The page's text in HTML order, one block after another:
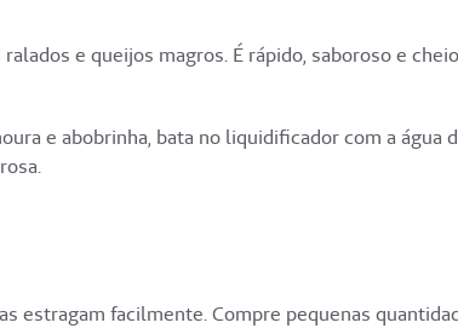
e queijos magros. É rápido, saboroso e
e abobrinha, bata no liquidificador com a água
estragam facilmente. Compre pequenas